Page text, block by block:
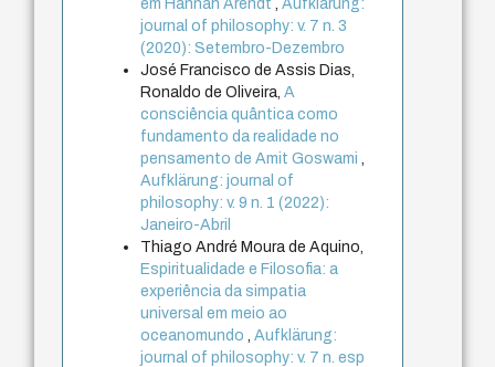
em Hannah Arendt ,Aufklärung:
journal of philosophy: v. 7 n. 3
(2020): Setembro-Dezembro
José Francisco de Assis Dias,
Ronaldo de Oliveira,A
consciência quântica como
fundamento da realidade no
pensamento de Amit Goswami
Aufklärung: journal of
philosophy: v. 9 n. 1 (2022):
Janeiro-Abril
Thiago André Moura de Aquino,
Espiritualidade e Filosofia: a
experiência da simpatia
universal em meio ao
oceanomundo
,Aufklärung:
journal of philosophy: v. 7 n. esp